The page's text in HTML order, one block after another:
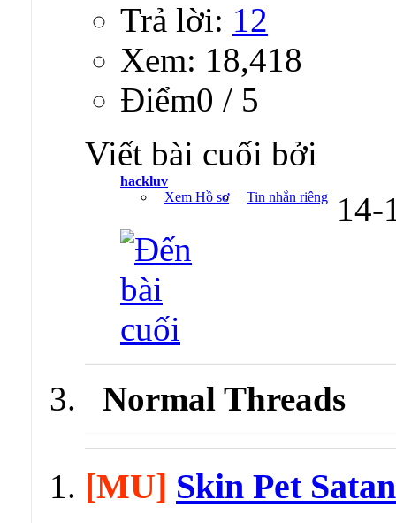
Trả lời: 12
Xem: 18,418
Ðiểm0 / 5
Viết bài cuối bởi
hackluv
Xem Hồ sơ
Tin nhắn riêng
Normal Threads
[MU] Skin Pet